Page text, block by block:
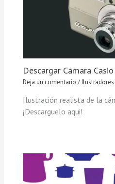
Descargar Cámara
Deja un comentario /Ilustradores
Ilustración realista de la
¡Descarguelo aqui!